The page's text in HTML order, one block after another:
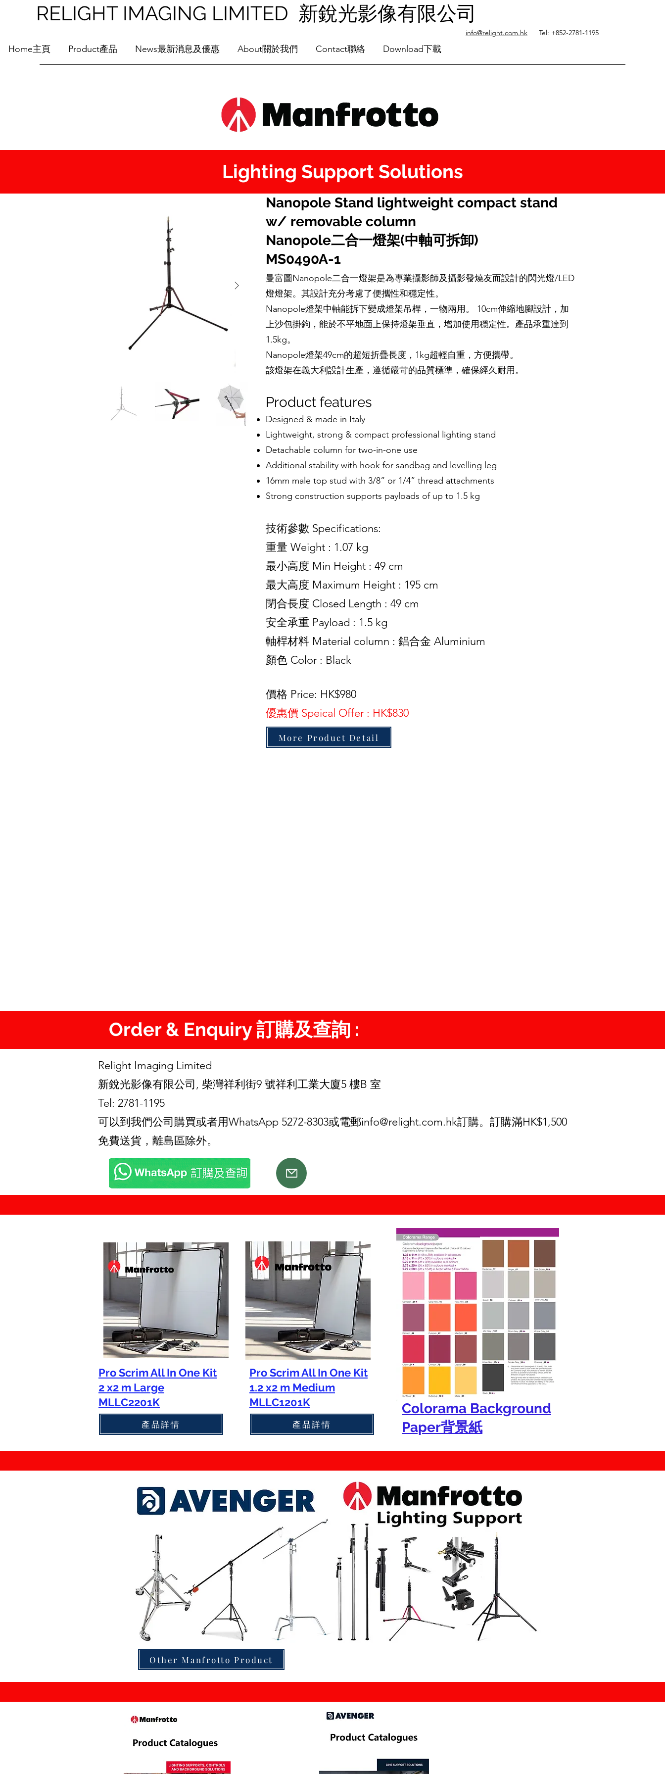
RELIGHT IMAGING LIMITED 新銳光影像有限公司
info@relight.com.hk Tel: +852-2781-1195
Home主頁 Product產品 News最新消息及優惠 About關於我們 Contact聯絡 Download下載
Lighting Support Solutions
Nanopole Stand lightweight compact stand
w/ removable column
Nanopole二合一燈架(中軸可拆卸)
MS0490A-1
曼富圖Nanopole二合一燈架是為專業攝影師及攝影發燒友而設計的閃光燈/LED
燈燈架。其設計充分考慮了便攜性和穩定性。
Nanopole燈架中軸能拆下變成燈架吊桿，一物兩用。 10cm伸縮地腳設計，加
上沙包掛鉤，能於不平地面上保持燈架垂直，增加使用穩定性。產品承重達到
1.5kg。
Nanopole燈架49cm的超短折疊長度，1kg超輕自重，方便攜帶。
該燈架在義大利設計生產，遵循嚴苛的品質標準，確保經久耐用。
Product features
Designed & made in Italy
Lightweight, strong & compact professional lighting stand
Detachable column for two-in-one use
Additional stability with hook for sandbag and levelling leg
16mm male top stud with 3/8” or 1/4” thread attachments
Strong construction supports payloads of up to 1.5 kg
技術參數 Specifications:
重量 Weight : 1.07 kg
最小高度 Min Height : 49 cm
最大高度 Maximum Height : 195 cm
閉合長度 Closed Length : 49 cm
安全承重 Payload : 1.5 kg
軸桿材料 Material column : 鋁合金 Aluminium
顏色 Color : Black
價格 Price: HK$980
優惠價 Speical Offer : HK$830
More Product Detail
Order & Enquiry 訂購及查詢 :
Relight Imaging Limited
新銳光影像有限公司, 柴灣祥利街9 號祥利工業大廈5 樓B 室
Tel: 2781-1195
可以到我們公司購買或者用WhatsApp 5272-8303或電郵info@relight.com.hk訂購。訂購滿HK$1,500
免費送貨，離島區除外。
Pro Scrim All In One Kit
2 x2 m Large
MLLC2201K
產品詳情
Pro Scrim All In One Kit
1.2 x2 m Medium
MLLC1201K
產品詳情
Colorama Background
Paper背景紙
Other Manfrotto Product